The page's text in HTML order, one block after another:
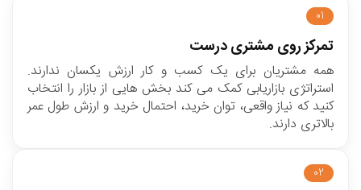
01
تمرکز روی مشتری درست
همه مشتریان برای یک کسب و کار ارزش یکسان ندارند.
استراتژی بازاریابی کمک می کند بخش هایی از بازار را انتخاب
کنید که نیاز واقعی، توان خرید، احتمال خرید و ارزش طول عمر
بالاتری دارند.
02